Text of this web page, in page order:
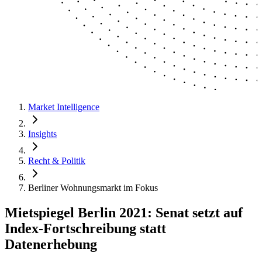
Market Intelligence
Insights
Recht & Politik
Berliner Wohnungsmarkt im Fokus
Mietspiegel Berlin 2021: Senat setzt auf
Index-Fortschreibung statt
Datenerhebung